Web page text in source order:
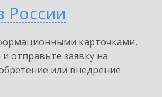
России
карточками,
отправьте заявку на
или внедрение